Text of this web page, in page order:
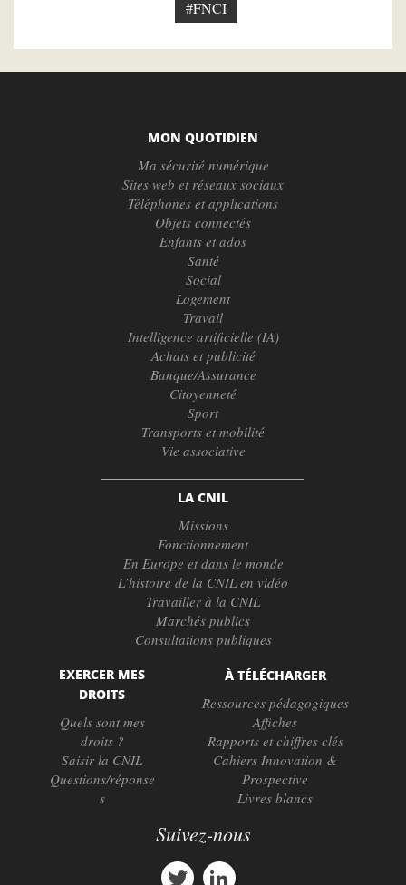
#FNCI
MON QUOTIDIEN
Ma sécurité numérique
Sites web et réseaux sociaux
Téléphones et applications
Objets connectés
Enfants et ados
Santé
Social
Logement
Travail
Intelligence artificielle (IA)
Achats et publicité
Banque/Assurance
Citoyenneté
Sport
Transports et mobilité
Vie associative
LA CNIL
Missions
Fonctionnement
En Europe et dans le monde
L’histoire de la CNIL en vidéo
Travailler à la CNIL
Marchés publics
Consultations publiques
EXERCER MES
DROITS
Quels sont mes
droits ?
Saisir la CNIL
Questions/réponse
s
À TÉLÉCHARGER
Ressources pédagogiques
Affiches
Rapports et chiffres clés
Cahiers Innovation &
Prospective
Livres blancs
Suivez-nous